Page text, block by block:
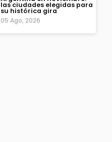
las ciudades elegidas para
su histórica gira
05 Ago, 2026